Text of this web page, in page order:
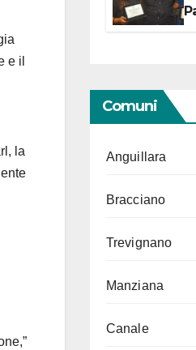
e il
la
Comuni
Anguillara
Bracciano
Trevignano
Manziana
Canale